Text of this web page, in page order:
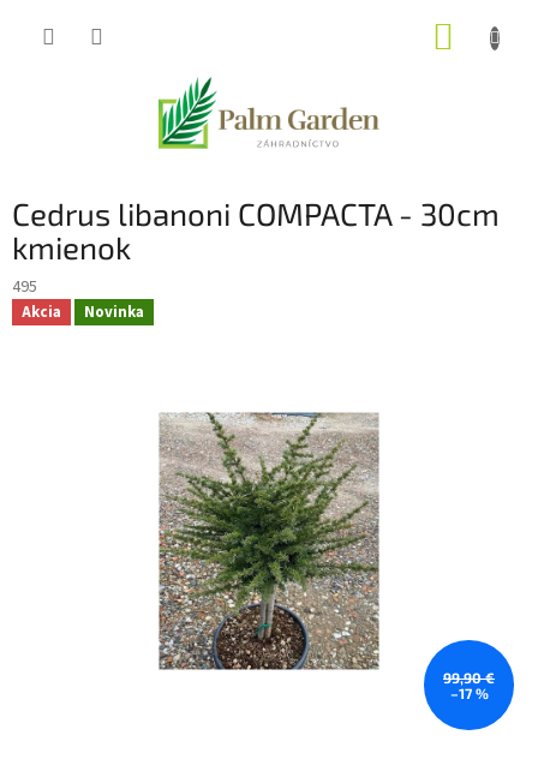
Cedrus libanoni COMPACTA - 30cm
kmienok
495
Akcia Novinka
99,90 €
–17 %